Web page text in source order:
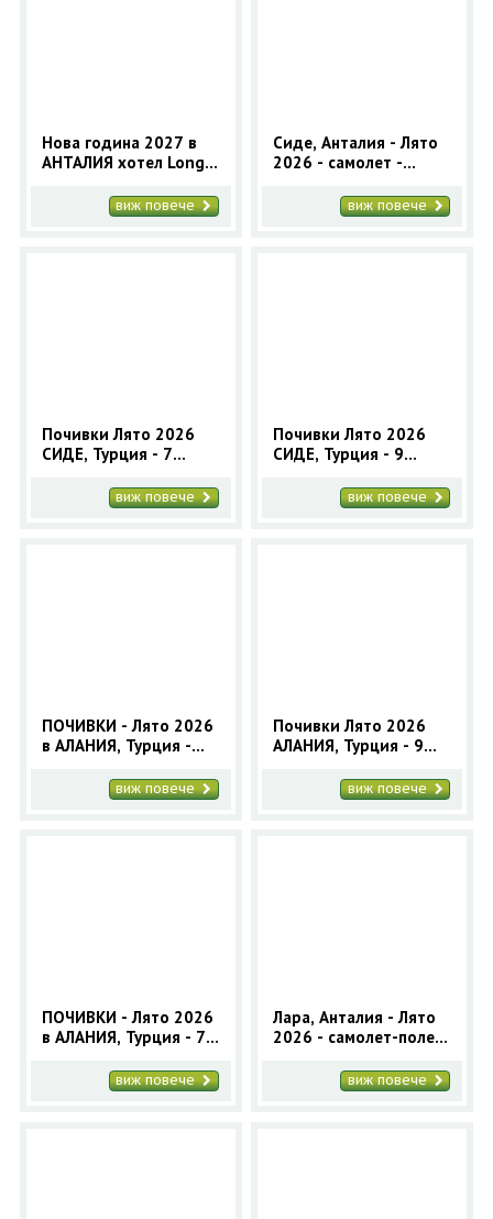
Нова година 2027 в
АНТАЛИЯ хотел Long
нощувки)виж повече
Сиде, Анталия - Лято
2026 - самолет -
виж повече
Почивки Лято 2026
СИДЕ, Турция - 7
програмавиж повече
Почивки Лято 2026
СИДЕ, Турция - 9
програмавиж повече
ПОЧИВКИ - Лято 2026
в АЛАНИЯ, Турция -
програма от София и
Пловдив
виж повече
Почивки Лято 2026
АЛАНИЯ, Турция - 9
програмавиж повече
ПОЧИВКИ - Лято 2026
в АЛАНИЯ, Турция - 7
програмавиж повече
Лара, Анталия - Лято
2026 - самолет-полет
виж повече